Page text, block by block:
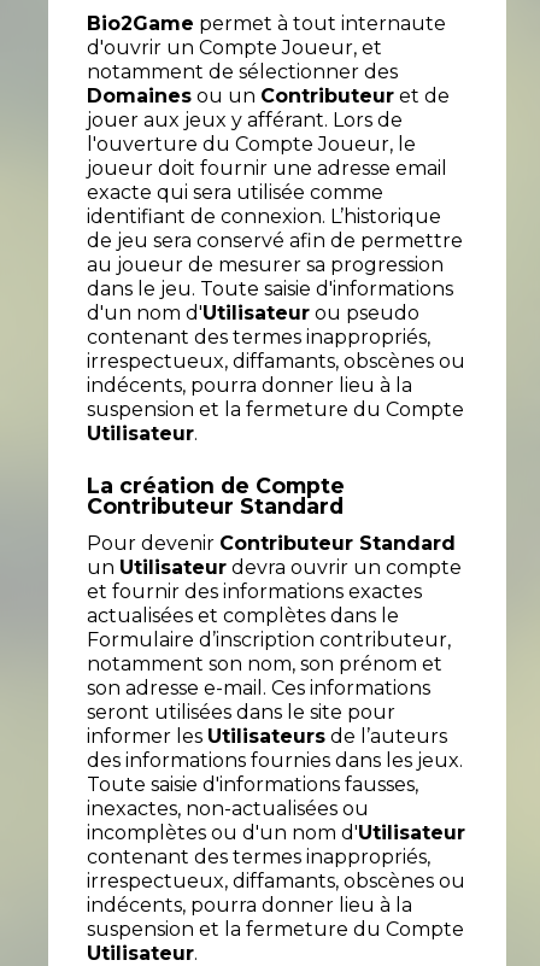
Bio2Game permet à tout internaute
d'ouvrir un Compte Joueur, et
notamment de sélectionner des
Domaines ou un Contributeur et de
jouer aux jeux y afférant. Lors de
l'ouverture du Compte Joueur, le
joueur doit fournir une adresse email
exacte qui sera utilisée comme
identifiant de connexion. L’historique
de jeu sera conservé afin de permettre
au joueur de mesurer sa progression
dans le jeu. Toute saisie d'informations
d'un nom d'Utilisateur ou pseudo
contenant des termes inappropriés,
irrespectueux, diffamants, obscènes ou
indécents, pourra donner lieu à la
suspension et la fermeture du Compte
Utilisateur.
La création de Compte
Contributeur Standard
Pour devenir Contributeur Standard
un Utilisateur devra ouvrir un compte
et fournir des informations exactes
actualisées et complètes dans le
Formulaire d’inscription contributeur,
notamment son nom, son prénom et
son adresse e-mail. Ces informations
seront utilisées dans le site pour
informer les Utilisateurs de l’auteurs
des informations fournies dans les jeux.
Toute saisie d'informations fausses,
inexactes, non-actualisées ou
incomplètes ou d'un nom d'Utilisateur
contenant des termes inappropriés,
irrespectueux, diffamants, obscènes ou
indécents, pourra donner lieu à la
suspension et la fermeture du Compte
Utilisateur.